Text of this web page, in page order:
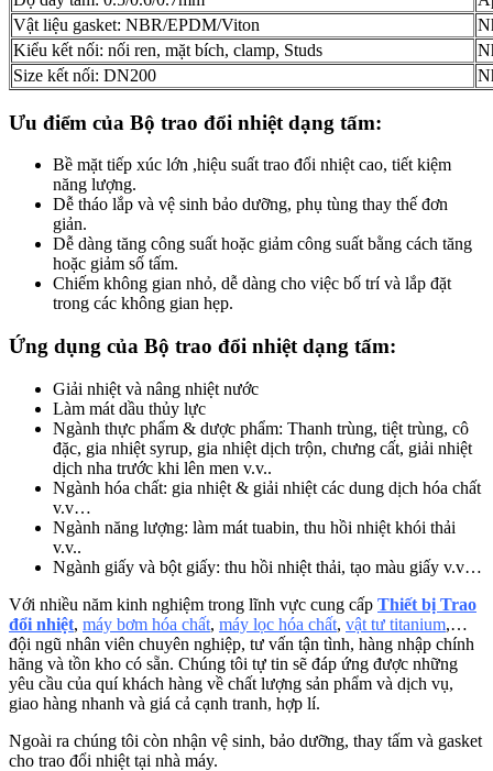
Vật liệu gasket: NBR/EPDM/Viton
Kiểu kết nối: nối ren, mặt bích, clamp, Studs
Size kết nối: DN200
Ưu điểm của Bộ trao đổi nhiệt dạng tấm:
Bề mặt tiếp xúc lớn ,hiệu suất trao đổi nhiệt cao, tiết kiệm
năng lượng.
Dễ tháo lắp và vệ sinh bảo dưỡng, phụ tùng thay thế đơn
giản.
Dễ dàng tăng công suất hoặc giảm công suất bằng cách tăng
hoặc giảm số tấm.
Chiếm không gian nhỏ, dễ dàng cho việc bố trí và lắp đặt
trong các không gian hẹp.
Ứng dụng của Bộ trao đổi nhiệt dạng tấm:
Giải nhiệt và nâng nhiệt nước
Làm mát dầu thủy lực
Ngành thực phẩm & dược phẩm: Thanh trùng, tiệt trùng, cô
đặc, gia nhiệt syrup, gia nhiệt dịch trộn, chưng cất, giải nhiệt
dịch nha trước khi lên men v.v..
Ngành hóa chất: gia nhiệt & giải nhiệt các dung dịch hóa chất
v.v…
Ngành năng lượng: làm mát tuabin, thu hồi nhiệt khói thải
v.v..
Ngành giấy và bột giấy: thu hồi nhiệt thải, tạo màu giấy v.v…
Với nhiều năm kinh nghiệm trong lĩnh vực cung cấp Thiết bị Trao
đổi nhiệt, máy bơm hóa chất, máy lọc hóa chất, vật tư titanium,…
đội ngũ nhân viên chuyên nghiệp, tư vấn tận tình, hàng nhập chính
hãng và tồn kho có sẵn. Chúng tôi tự tin sẽ đáp ứng được những
yêu cầu của quí khách hàng về chất lượng sản phẩm và dịch vụ,
giao hàng nhanh và giá cả cạnh tranh, hợp lí.
Ngoài ra chúng tôi còn nhận vệ sinh, bảo dưỡng, thay tấm và gasket
cho trao đổi nhiệt tại nhà máy.